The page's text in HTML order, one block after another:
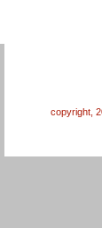
copyright,